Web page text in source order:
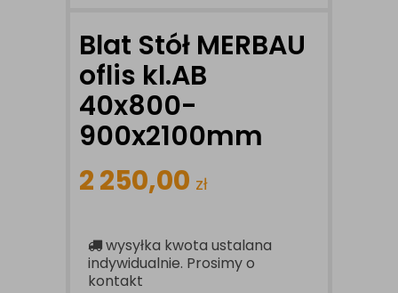
Blat Stół MERBAU
oflis kl.AB
40x800-
900x2100mm
2 250,00 zł
wysyłka kwota ustalana
indywidualnie. Prosimy o
kontakt